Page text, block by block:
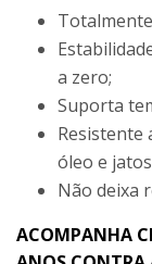
a zero;
Suporta
Resistente
óleo e
Não deixa
ACOMPANHA